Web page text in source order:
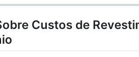
Custos de